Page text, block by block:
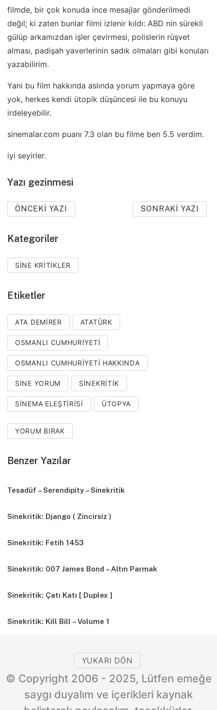
filmde, bir çok konuda ince mesajlar gönderilmedi
değil; ki zaten bunlar filmi izlenir kıldı: ABD nin sürekli
gülüp arkamızdan işler çevirmesi, polislerin rüşvet
alması, padişah yaverlerinin sadık olmaları gibi konuları
yazabilirim.
Yani bu film hakkında aslında yorum yapmaya göre
yok, herkes kendi ütopik düşüncesi ile bu konuyu
irdeleyebilir.
sinemalar.com puanı 7.3 olan bu filme ben 5.5 verdim.
iyi seyirler.
Yazı gezinmesi
ÖNCEKI YAZI SONRAKI YAZI
Kategoriler
SINE KRITIKLER
Etiketler
ATA DEMIRER ATATÜRK
OSMANLI CUMHURIYETI
OSMANLI CUMHURIYETI HAKKINDA
SINE YORUM SINEKRITIK
SINEMA ELEŞTIRISI ÜTOPYA
YORUM BIRAK
Benzer Yazılar
Tesadüf – Serendipity – Sinekritik
Sinekritik: Django ( Zincirsiz )
Sinekritik: Fetih 1453
Sinekritik: 007 James Bond – Altın Parmak
Sinekritik: Çatı Katı [ Duplex ]
Sinekritik: Kill Bill – Volume 1
YUKARI DÖN
© Copyright 2006 - 2025, Lütfen emeğe
saygı duyalım ve içerikleri kaynak